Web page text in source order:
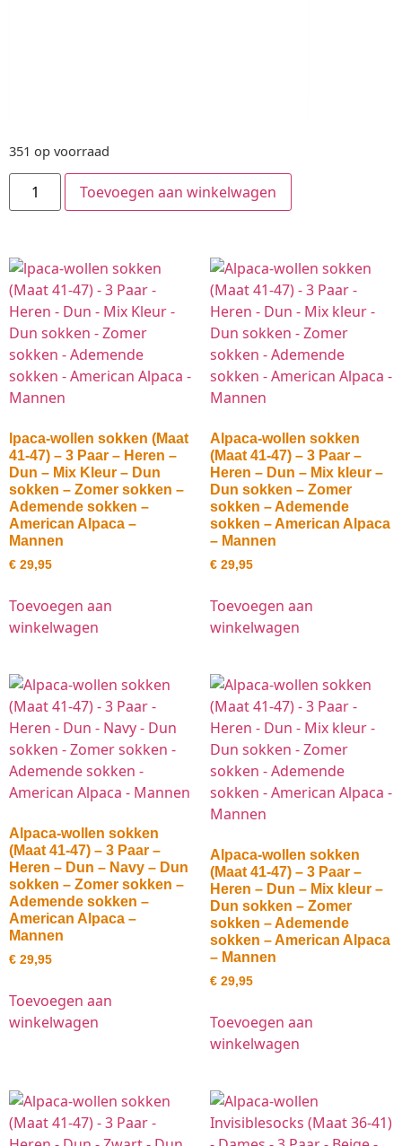
351 op voorraad
Toevoegen aan winkelwagen
lpaca-wollen sokken (Maat
41-47) – 3 Paar – Heren –
Dun – Mix Kleur – Dun
sokken – Zomer sokken –
Ademende sokken –
American Alpaca –
Mannen
€ 29,95
Toevoegen aan
winkelwagen
Alpaca-wollen sokken
(Maat 41-47) – 3 Paar –
Heren – Dun – Mix kleur –
Dun sokken – Zomer
sokken – Ademende
sokken – American Alpaca
– Mannen
€ 29,95
Toevoegen aan
winkelwagen
Alpaca-wollen sokken
(Maat 41-47) – 3 Paar –
Heren – Dun – Navy – Dun
sokken – Zomer sokken –
Ademende sokken –
American Alpaca –
Mannen
€ 29,95
Toevoegen aan
winkelwagen
Alpaca-wollen sokken
(Maat 41-47) – 3 Paar –
Heren – Dun – Mix kleur –
Dun sokken – Zomer
sokken – Ademende
sokken – American Alpaca
– Mannen
€ 29,95
Toevoegen aan
winkelwagen